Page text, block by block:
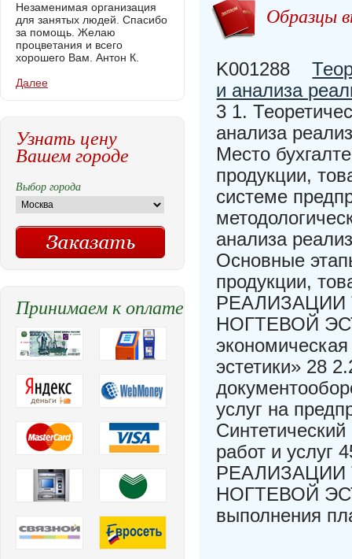
Образцы
K001288
и анализа
3 1.
анализа
Место
продукции,
системе
анализа
Основные
продукции,
РЕАЛИЗАЦИИ
НОГТЕВОЙ
эстетики» 28
услуг на
работ и
РЕАЛИЗАЦИИ
НОГТЕВОЙ
выполнения
Незаменимая организация
для занятых людей. Спасибо
за помощь. Желаю
процветания и всего
хорошего Вам. Антон К.
Далее
Узнать цену
Вашем городе
Выбор города
Принимаем к оплате